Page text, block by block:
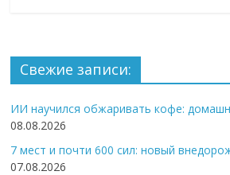
Свежие записи:
ИИ научился обжаривать кофе:
08.08.2026
7 мест и почти 600 сил: новый
07.08.2026